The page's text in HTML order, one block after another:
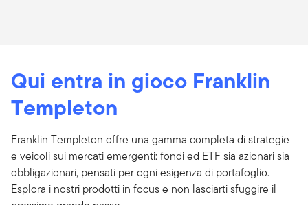
Qui entra in gioco Franklin
Templeton
Franklin Templeton offre una gamma completa di strategie
e veicoli sui mercati emergenti: fondi ed ETF sia azionari sia
obbligazionari, pensati per ogni esigenza di portafoglio.
Esplora i nostri prodotti in focus e non lasciarti sfuggire il